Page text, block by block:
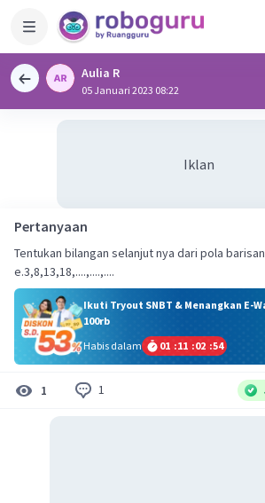
Aulia R
05 Januari 2023 08:22
Iklan
Pertanyaan
Tentukan bilangan selanjut nya dari pola
e.3,8,13,18,....,....,....
Ikuti Tryout SNBT & Menangkan E-
100rb
Habis dalam
01 :11 :02 :54
1 1